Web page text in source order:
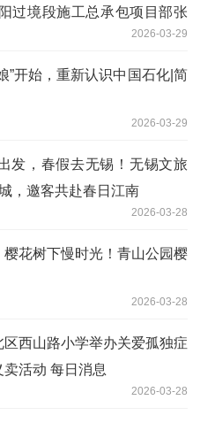
过境段施工总承包项目部张
2026-03-29
”开始，重新认识中国石化|简
2026-03-29
发，春假去无锡！无锡文旅
，邀客共赴春日江南
2026-03-28
樱花树下慢时光！青山公园樱
2026-03-28
区西山路小学举办关爱孤独症
卖活动 每日消息
2026-03-28